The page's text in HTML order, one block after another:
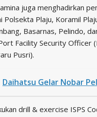
juga menghadirkan
Polsekta Plaju, Koramil
Basarnas, Pelindo,
Facility Security Officer
Pusri).
Daihatsu Gelar Nobar
drill & exercise ISPS